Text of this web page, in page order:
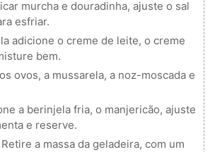
murcha e douradinha, ajuste o sal
esfriar.
adicione o creme de leite, o creme
bem.
ovos, a mussarela, a noz-moscada e
a berinjela fria, o manjericão, ajuste
e reserve.
Retire a massa da geladeira, com um